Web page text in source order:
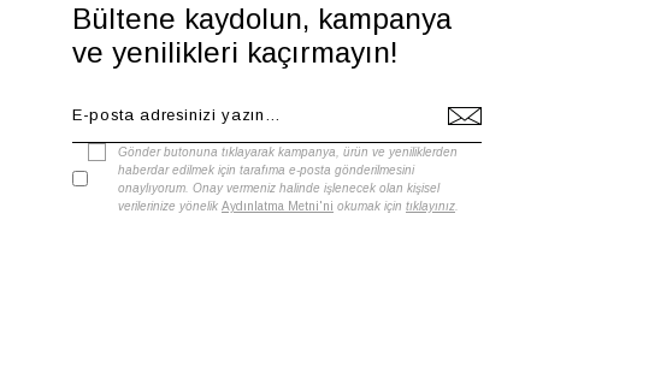
Bültene kaydolun, kampanya
ve yenilikleri kaçırmayın!
Gönder butonuna tıklayarak kampanya, ürün ve yeniliklerden
haberdar edilmek için tarafıma e-posta gönderilmesini
onaylıyorum. Onay vermeniz halinde işlenecek olan kişisel
verilerinize yönelik Aydınlatma Metni'ni okumak için tıklayınız